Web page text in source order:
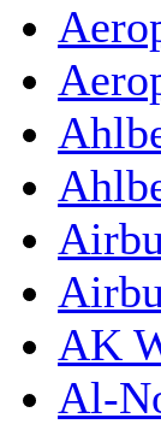
AK
Al-